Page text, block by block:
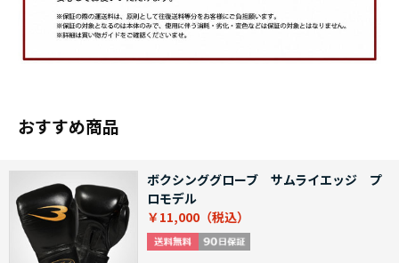
おすすめ商品
ボクシンググローブ サムライエッジ プ
ロモデル
￥11,000